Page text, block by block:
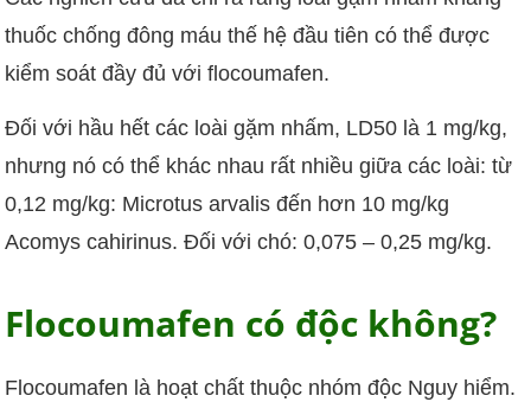
thuốc chống đông máu thế hệ đầu tiên có thể được
kiểm soát đầy đủ với flocoumafen.
Đối với hầu hết các loài gặm nhấm, LD50 là 1 mg/kg,
nhưng nó có thể khác nhau rất nhiều giữa các loài: từ
0,12 mg/kg: Microtus arvalis đến hơn 10 mg/kg
Acomys cahirinus. Đối với chó: 0,075 – 0,25 mg/kg.
Flocoumafen có độc không?
Flocoumafen là hoạt chất thuộc nhóm độc Nguy hiểm.